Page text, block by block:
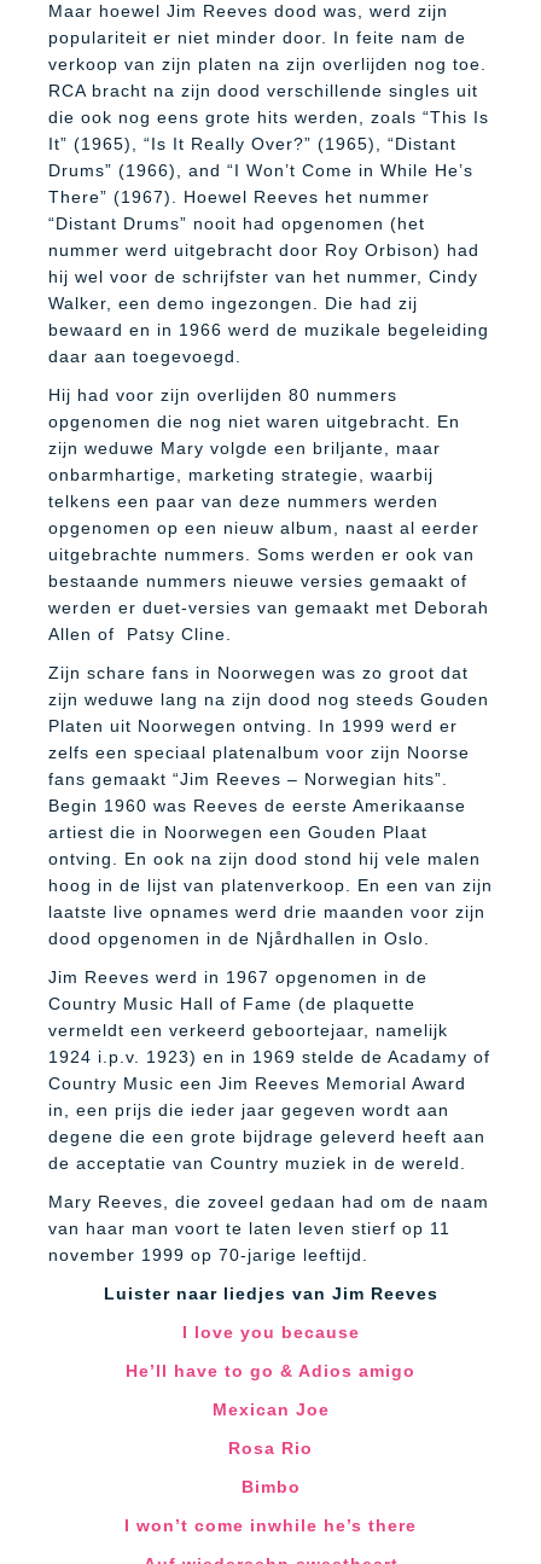
Maar hoewel Jim Reeves dood was, werd zijn
populariteit er niet minder door. In feite nam de
verkoop van zijn platen na zijn overlijden nog toe.
RCA bracht na zijn dood verschillende singles uit
die ook nog eens grote hits werden, zoals “This Is
It” (1965), “Is It Really Over?” (1965), “Distant
Drums” (1966), and “I Won’t Come in While He’s
There” (1967). Hoewel Reeves het nummer
“Distant Drums” nooit had opgenomen (het
nummer werd uitgebracht door Roy Orbison) had
hij wel voor de schrijfster van het nummer, Cindy
Walker, een demo ingezongen. Die had zij
bewaard en in 1966 werd de muzikale begeleiding
daar aan toegevoegd.
Hij had voor zijn overlijden 80 nummers
opgenomen die nog niet waren uitgebracht. En
zijn weduwe Mary volgde een briljante, maar
onbarmhartige, marketing strategie, waarbij
telkens een paar van deze nummers werden
opgenomen op een nieuw album, naast al eerder
uitgebrachte nummers. Soms werden er ook van
bestaande nummers nieuwe versies gemaakt of
werden er duet-versies van gemaakt met Deborah
Allen of
Patsy Cline.
Zijn schare fans in Noorwegen was zo groot dat
zijn weduwe lang na zijn dood nog steeds Gouden
Platen uit Noorwegen ontving. In 1999 werd er
zelfs een speciaal platenalbum voor zijn Noorse
fans gemaakt “Jim Reeves – Norwegian hits”.
Begin 1960 was Reeves de eerste Amerikaanse
artiest die in Noorwegen een Gouden Plaat
ontving. En ook na zijn dood stond hij vele malen
hoog in de lijst van platenverkoop. En een van zijn
laatste live opnames werd drie maanden voor zijn
dood opgenomen in de Njårdhallen in Oslo.
Jim Reeves werd in 1967 opgenomen in de
Country Music Hall of Fame (de plaquette
vermeldt een verkeerd geboortejaar, namelijk
1924 i.p.v. 1923) en in 1969 stelde de Acadamy of
Country Music een Jim Reeves Memorial Award
in, een prijs die ieder jaar gegeven wordt aan
degene die een grote bijdrage geleverd heeft aan
de acceptatie van Country muziek in de wereld.
Mary Reeves, die zoveel gedaan had om de naam
van haar man voort te laten leven stierf op 11
november 1999 op 70-jarige leeftijd.
Luister naar liedjes van Jim Reeves
I love you because
He’ll have to go & Adios amigo
Mexican Joe
Rosa Rio
Bimbo
I won’t come inwhile he’s there